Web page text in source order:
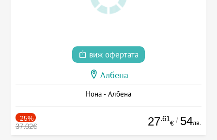
виж офертата
Албена
Нона - Албена
-25%
37.02€ 27.61
€ / 54лв.